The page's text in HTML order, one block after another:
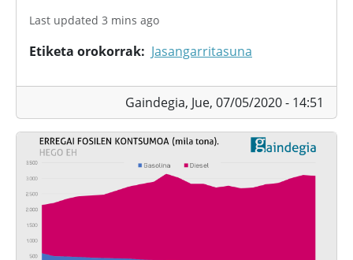
Last updated 3 mins ago
Etiketa orokorrak Jasangarritasuna
Gaindegia, Jue, 07/05/2020 - 14:51